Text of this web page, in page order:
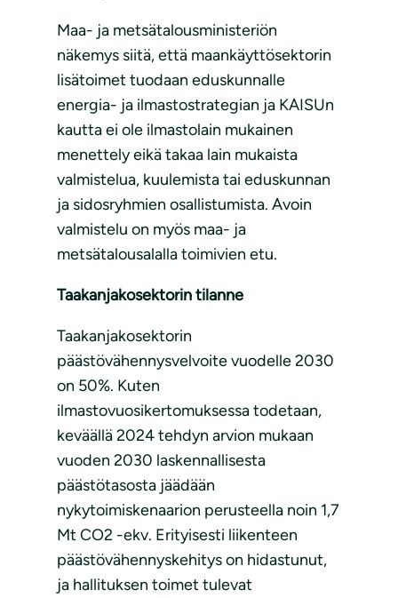
Maa- ja metsätalousministeriön
näkemys siitä, että maankäyttösektorin
lisätoimet tuodaan eduskunnalle
energia- ja ilmastostrategian ja KAISUn
kautta ei ole ilmastolain mukainen
menettely eikä takaa lain mukaista
valmistelua, kuulemista tai eduskunnan
ja sidosryhmien osallistumista. Avoin
valmistelu on myös maa- ja
metsätalousalalla toimivien etu.
Taakanjakosektorin tilanne
Taakanjakosektorin
päästövähennysvelvoite vuodelle 2030
on 50%. Kuten
ilmastovuosikertomuksessa todetaan,
keväällä 2024 tehdyn arvion mukaan
vuoden 2030 laskennallisesta
päästötasosta jäädään
nykytoimiskenaarion perusteella noin 1,7
Mt CO2 -ekv. Erityisesti liikenteen
päästövähennyskehitys on hidastunut,
ja hallituksen toimet tulevat